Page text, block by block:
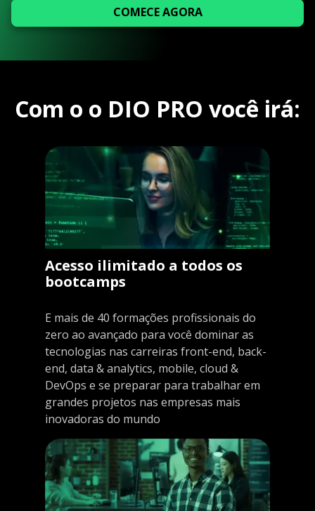
COMECE AGORA
Com o o DIO PRO você irá:
Acesso ilimitado a todos os
bootcamps
E mais de 40 formações profissionais do
zero ao avançado para você dominar as
tecnologias nas carreiras front-end, back-
end, data & analytics, mobile, cloud &
DevOps e se preparar para trabalhar em
grandes projetos nas empresas mais
inovadoras do mundo